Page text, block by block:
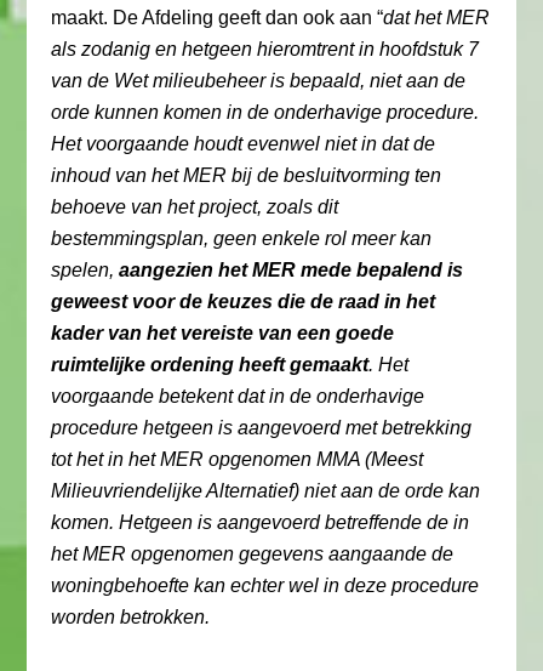
maakt. De Afdeling geeft dan ook aan “dat het MER
als zodanig en hetgeen hieromtrent in hoofdstuk 7
van de Wet milieubeheer is bepaald, niet aan de
orde kunnen komen in de onderhavige procedure.
Het voorgaande houdt evenwel niet in dat de
inhoud van het MER bij de besluitvorming ten
behoeve van het project, zoals dit
bestemmingsplan, geen enkele rol meer kan
spelen,aangezien het MER mede bepalend is
geweest voor de keuzes die de raad in het
kader van het vereiste van een goede
ruimtelijke ordening heeft gemaakt. Het
voorgaande betekent dat in de onderhavige
procedure hetgeen is aangevoerd met betrekking
tot het in het MER opgenomen MMA (Meest
Milieuvriendelijke Alternatief) niet aan de orde kan
komen. Hetgeen is aangevoerd betreffende de in
het MER opgenomen gegevens aangaande de
woningbehoefte kan echter wel in deze procedure
worden betrokken.